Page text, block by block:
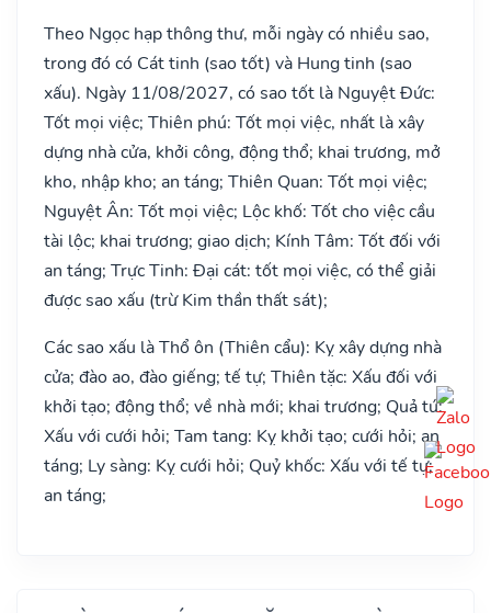
Theo Ngọc hạp thông thư, mỗi ngày có nhiều sao,
trong đó có Cát tinh (sao tốt) và Hung tinh (sao
xấu). Ngày 11/08/2027, có sao tốt là Nguyệt Đức:
Tốt mọi việc; Thiên phú: Tốt mọi việc, nhất là xây
dựng nhà cửa, khởi công, động thổ; khai trương, mở
kho, nhập kho; an táng; Thiên Quan: Tốt mọi việc;
Nguyệt Ân: Tốt mọi việc; Lộc khố: Tốt cho việc cầu
tài lộc; khai trương; giao dịch; Kính Tâm: Tốt đối với
an táng; Trực Tinh: Đại cát: tốt mọi việc, có thể giải
được sao xấu (trừ Kim thần thất sát);
Các sao xấu là Thổ ôn (Thiên cẩu): Kỵ xây dựng nhà
cửa; đào ao, đào giếng; tế tự; Thiên tặc: Xấu đối với
khởi tạo; động thổ; về nhà mới; khai trương; Quả tú:
Xấu với cưới hỏi; Tam tang: Kỵ khởi tạo; cưới hỏi; an
táng; Ly sàng: Kỵ cưới hỏi; Quỷ khốc: Xấu với tế tự;
an táng;